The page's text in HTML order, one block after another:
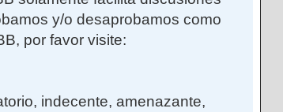
y/o desaprobamos como
por favor visite:
indecente, amenazante,